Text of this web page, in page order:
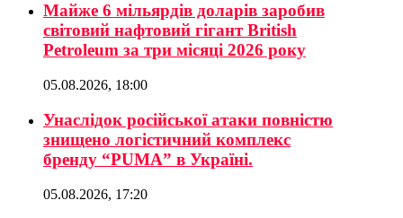
Майже 6 мільярдів доларів заробив
світовий нафтовий гігант British
Petroleum за три місяці 2026 року
05.08.2026, 18:00
Унаслідок російської атаки повністю
знищено логістичний комплекс
бренду “PUMA” в Україні.
05.08.2026, 17:20